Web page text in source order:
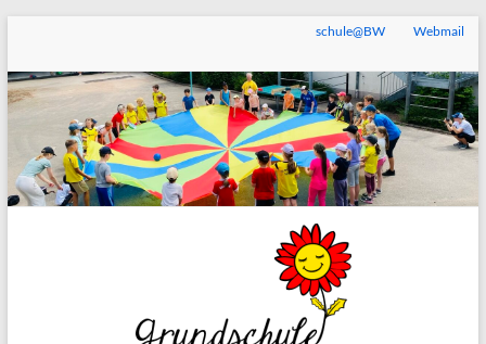
springen
schule@BWWebmail